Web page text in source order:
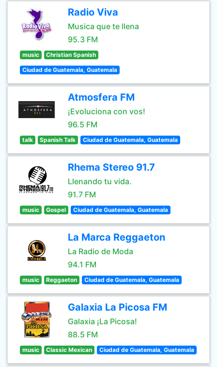
Radio Viva
Musica que te llena
95.3 FM
music Christian Spanish
Ciudad de Guatemala, Guatemala
Atmosfera FM
¡Evoluciona con vos!
96.5 FM
talk Spanish Talk Ciudad de Guatemala, Guatemala
Rhema Stereo 91.7
Llenando tu vida.
91.7 FM
music Gospel Ciudad de Guatemala, Guatemala
La Marca Reggaeton
La Radio de Moda
94.1 FM
music Reggaeton Ciudad de Guatemala, Guatemala
Galaxia La Picosa FM
Galaxia ¡La Picosa!
88.5 FM
music Classic Mexican Ciudad de Guatemala, Guatemala